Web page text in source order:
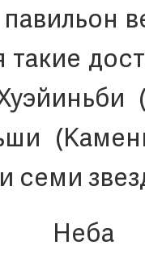
такие